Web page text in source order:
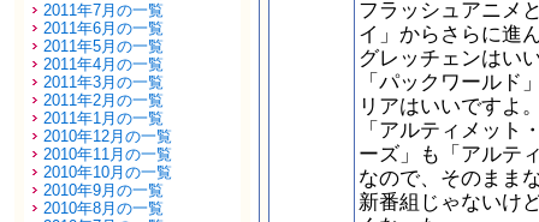
2011年7月の一覧
2011年6月の一覧
2011年5月の一覧
2011年4月の一覧
2011年3月の一覧
2011年2月の一覧
2011年1月の一覧
2010年12月の一覧
2010年11月の一覧
2010年10月の一覧
2010年9月の一覧
2010年8月の一覧
フラッシュアニメ
イ」からさらに進
グレッチェンはい
「パックワールド
リアはいいですよ
「アルティメッ
ーズ」も「アルテ
なので、そのまま
新番組じゃないけ